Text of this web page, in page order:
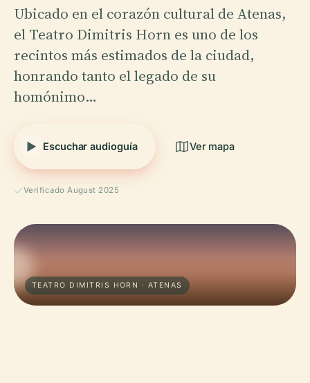
Ubicado en el corazón cultural de Atenas,
el Teatro Dimitris Horn es uno de los
recintos más estimados de la ciudad,
honrando tanto el legado de su
homónimo…
Escuchar audioguía Ver mapa
Verificado August 2025
TEATRO DIMITRIS ΗORN · ATENAS